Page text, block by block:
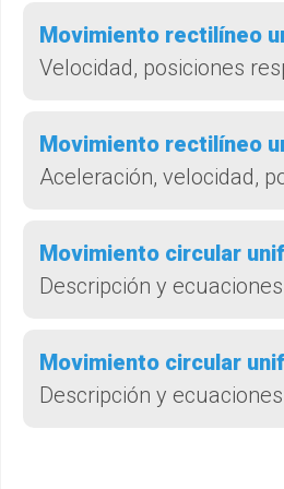
Movimiento rectilíneo
Velocidad, posiciones
Movimiento rectilíneo
Aceleración, velocidad,
Movimiento circular
Descripción y
Movimiento circular
Descripción y